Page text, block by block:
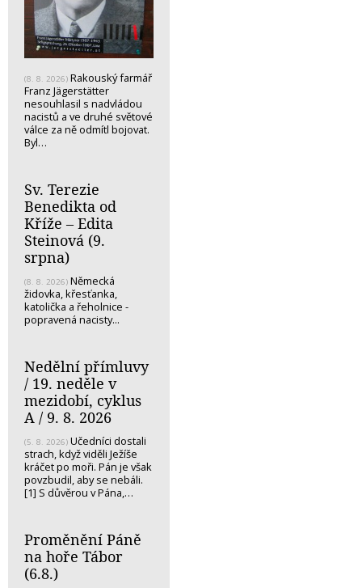
(8. 8. 2026) Rakouský farmář
Franz Jägerstätter
nesouhlasil s nadvládou
nacistů a ve druhé světové
válce za ně odmítl bojovat.
Byl…
Sv. Terezie
Benedikta od
Kříže – Edita
Steinová (9.
srpna)
(8. 8. 2026) Německá
židovka, křesťanka,
katolička a řeholnice -
popravená nacisty...
Nedělní přímluvy
/ 19. neděle v
mezidobí, cyklus
A / 9. 8. 2026
(5. 8. 2026) Učedníci dostali
strach, když viděli Ježíše
kráčet po moři. Pán je však
povzbudil, aby se nebáli.
[1] S důvěrou v Pána,…
Proměnění Páně
na hoře Tábor
(6.8.)